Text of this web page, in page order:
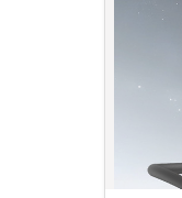
가벼운 헤